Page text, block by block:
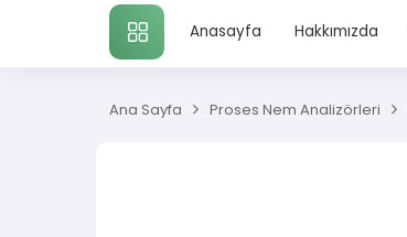
TÜM KATEGORILER
Anasayfa Hakkımızda
Ana Sayfa Proses Nem Analizörleri